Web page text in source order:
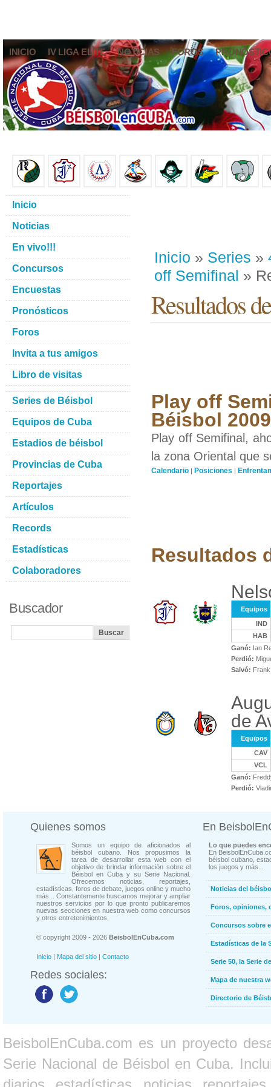
INICIO IV LIGA ELITE NOTICIAS FOROS
Inicio » Series »
off Semifinal »
Resultados
Play off
Béisbol
Play off Semifinal,
la zona Oriental que
Calendario | Posiciones |
Resultados
Equipos
IND
HAB
Ganó: Ian
Perdió:
Salvó:
de
Equipos
CAV
VCL
Ganó:
Perdió:
Inicio
Noticias
En vivo!!!
Concursos
Encuestas
Pronósticos
Foros
Invita a tus amigos
Libro de visitas
Series de Béisbol
Equipos de Cuba
Estadios de béisbol
Provincias de Cuba
Reportajes
Artículos
Records
Estadísticas
Colaboradores
Buscador
Quienes somos
Somos un equipo de aficionados al
béisbol cubano. Nos propusimos la
tarea de desarrollar esta web con el
objetivo de brindar información sobre el
Béisbol en Cuba y su Serie Nacional.
Ofrecemos noticias, reportajes,
estadísticas, foros de debate, juegos online y mucho
más... Constantemente buscamos mejorar y ampliar
nuestros servicios por lo que pronto publicaremos
nuevas secciones en nuestra web como concursos
y otros entretenimientos.
© copyright 2009 - 2026 BeisbolEnCuba.com
Inicio | Mapa del sitio | Contacto
Redes sociales:
En
Lo que puedes
En
béisbol cubano,
los juegos y más...
Noticias del
Foros, opiniones,
Concursos sobre
Estadísticas de la
Serie 50, la Serie
Mapa de nuestra
Directorio de
BeisbolEnCuba.com es un proyecto
Serie Nacional de Béisbol en Cuba.